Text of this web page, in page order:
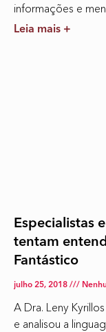
informações e
Leia mais +
Especialistas
tentam
Fantástico
julho 25, 2018
A Dra. Leny
e analisou a